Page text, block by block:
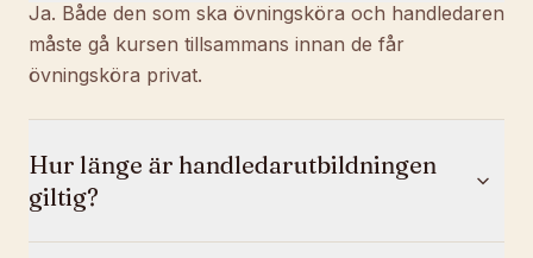
Ja. Både den som ska övningsköra och handledaren
måste gå kursen tillsammans innan de får
övningsköra privat.
Hur länge är handledarutbildningen
giltig?